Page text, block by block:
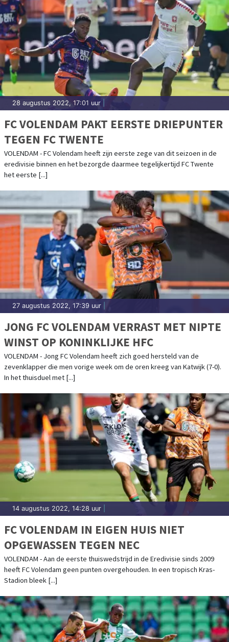
28 augustus 2022, 17:01 uur
FC VOLENDAM PAKT EERSTE DRIEPUNTER
TEGEN FC TWENTE
VOLENDAM - FC Volendam heeft zijn eerste zege van dit seizoen in de
eredivisie binnen en het bezorgde daarmee tegelijkertijd FC Twente
het eerste [...]
27 augustus 2022, 17:39 uur
JONG FC VOLENDAM VERRAST MET NIPTE
WINST OP KONINKLIJKE HFC
VOLENDAM - Jong FC Volendam heeft zich goed hersteld van de
zevenklapper die men vorige week om de oren kreeg van Katwijk (7-0).
In het thuisduel met [...]
14 augustus 2022, 14:28 uur
FC VOLENDAM IN EIGEN HUIS NIET
OPGEWASSEN TEGEN NEC
VOLENDAM - Aan de eerste thuiswedstrijd in de Eredivisie sinds 2009
heeft FC Volendam geen punten overgehouden. In een tropisch Kras-
Stadion bleek [...]